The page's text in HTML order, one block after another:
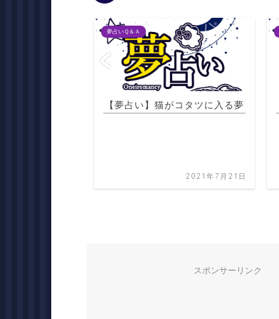
夢占いＱ＆Ａ
【夢占い】噴水の中にいる夢
2021年7月21日
スポンサーリンク